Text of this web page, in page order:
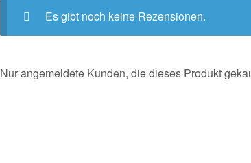
Es gibt noch keine Rezensionen.
Nur angemeldete Kunden, die dieses Produkt